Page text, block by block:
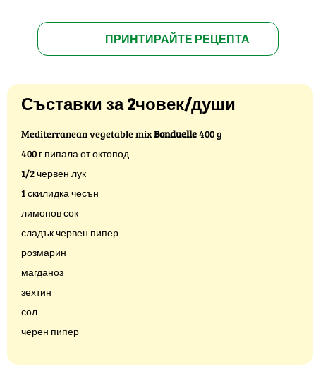
ПРИНТИРАЙТЕ РЕЦЕПТА
Съставки за 2човек/души
Mediterranean vegetable mixBonduelle400 g
400 г пипала от октопод
1/2 червен лук
1 скилидка чесън
лимонов сок
сладък червен пипер
розмарин
магданоз
зехтин
сол
черен пипер